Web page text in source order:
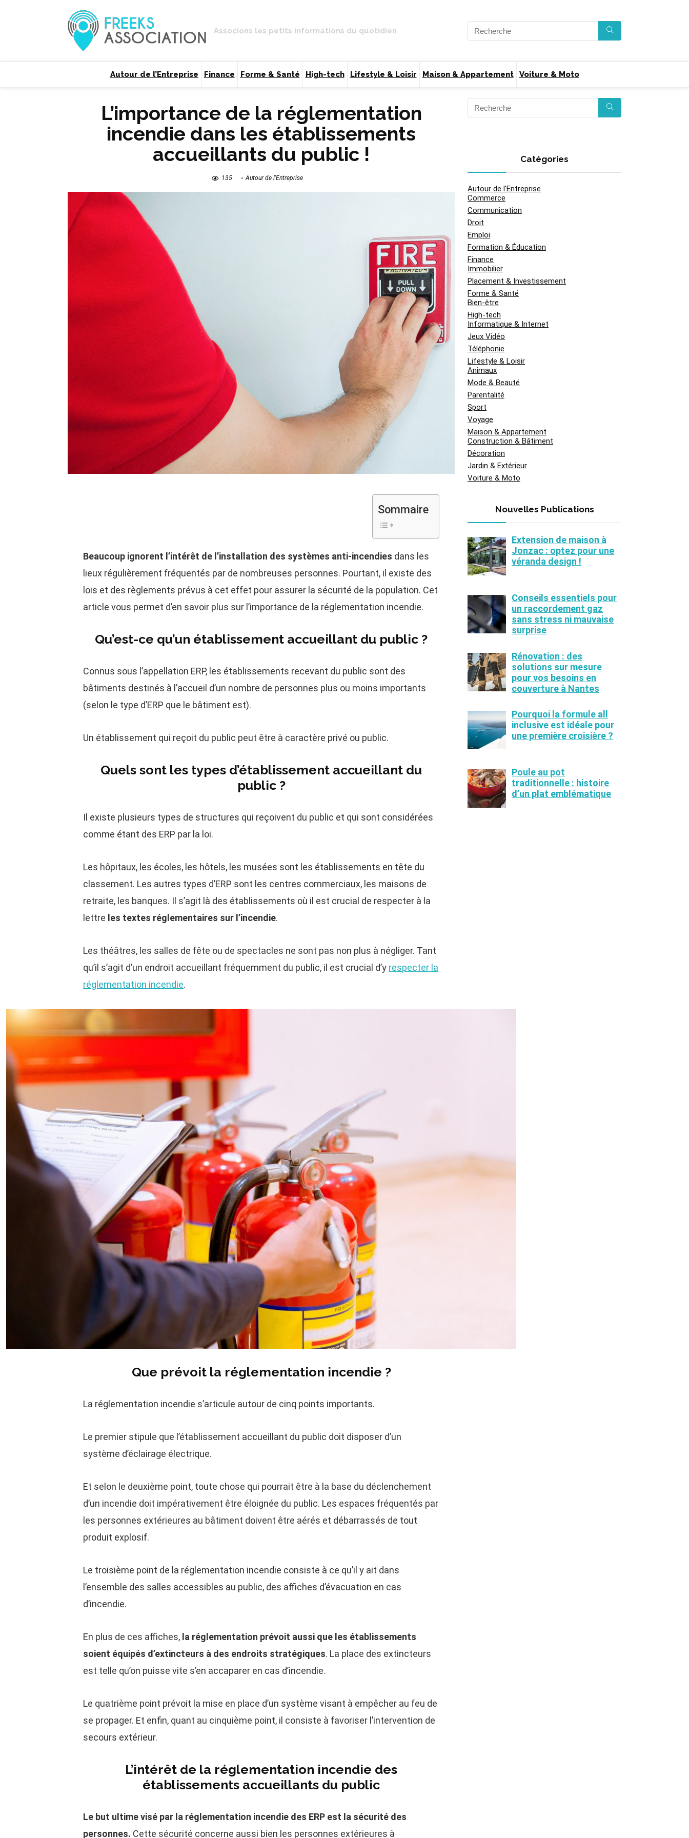
Associons les petits informations du quotidien
Autour de l’Entreprise Finance Forme & Santé High-tech Lifestyle & Loisir Maison & Appartement Voiture & Moto
L’importance de la réglementation
incendie dans les établissements
accueillants du public !
135 Autour de l'Entreprise
Sommaire
Beaucoup ignorent l’intérêt de l’installation des systèmes anti-incendies dans les
lieux régulièrement fréquentés par de nombreuses personnes. Pourtant, il existe des
lois et des règlements prévus à cet effet pour assurer la sécurité de la population. Cet
article vous permet d’en savoir plus sur l’importance de la réglementation incendie.
Qu’est-ce qu’un établissement accueillant du public ?
Connus sous l’appellation ERP, les établissements recevant du public sont des
bâtiments destinés à l’accueil d’un nombre de personnes plus ou moins importants
(selon le type d’ERP que le bâtiment est).
Un établissement qui reçoit du public peut être à caractère privé ou public.
Quels sont les types d’établissement accueillant du
public ?
Il existe plusieurs types de structures qui reçoivent du public et qui sont considérées
comme étant des ERP par la loi.
Les hôpitaux, les écoles, les hôtels, les musées sont les établissements en tête du
classement. Les autres types d’ERP sont les centres commerciaux, les maisons de
retraite, les banques. Il s’agit là des établissements où il est crucial de respecter à la
lettre les textes réglementaires sur l’incendie.
Les théâtres, les salles de fête ou de spectacles ne sont pas non plus à négliger. Tant
qu’il s’agit d’un endroit accueillant fréquemment du public, il est crucial d’y respecter la
réglementation incendie.
Que prévoit la réglementation incendie ?
La réglementation incendie s’articule autour de cinq points importants.
Le premier stipule que l’établissement accueillant du public doit disposer d’un
système d’éclairage électrique.
Et selon le deuxième point, toute chose qui pourrait être à la base du déclenchement
d’un incendie doit impérativement être éloignée du public. Les espaces fréquentés par
les personnes extérieures au bâtiment doivent être aérés et débarrassés de tout
produit explosif.
Le troisième point de la réglementation incendie consiste à ce qu’il y ait dans
l’ensemble des salles accessibles au public, des affiches d’évacuation en cas
d’incendie.
En plus de ces affiches, la réglementation prévoit aussi que les établissements
soient équipés d’extincteurs à des endroits stratégiques. La place des extincteurs
est telle qu’on puisse vite s’en accaparer en cas d’incendie.
Le quatrième point prévoit la mise en place d’un système visant à empêcher au feu de
se propager. Et enfin, quant au cinquième point, il consiste à favoriser l’intervention de
secours extérieur.
L’intérêt de la réglementation incendie des
établissements accueillants du public
Le but ultime visé par la réglementation incendie des ERP est la sécurité des
personnes. Cette sécurité concerne aussi bien les personnes extérieures à
Catégories
Autour de l'Entreprise
Commerce
Communication
Droit
Emploi
Formation & Éducation
Finance
Immobilier
Placement & Investissement
Forme & Santé
Bien-être
High-tech
Informatique & Internet
Jeux Vidéo
Téléphonie
Lifestyle & Loisir
Animaux
Mode & Beauté
Parentalité
Sport
Voyage
Maison & Appartement
Construction & Bâtiment
Décoration
Jardin & Extérieur
Voiture & Moto
Nouvelles Publications
Extension de maison à
Jonzac : optez pour une
véranda design !
Conseils essentiels pour
un raccordement gaz
sans stress ni mauvaise
surprise
Rénovation : des
solutions sur mesure
pour vos besoins en
couverture à Nantes
Pourquoi la formule all
inclusive est idéale pour
une première croisière ?
Poule au pot
traditionnelle : histoire
d’un plat emblématique